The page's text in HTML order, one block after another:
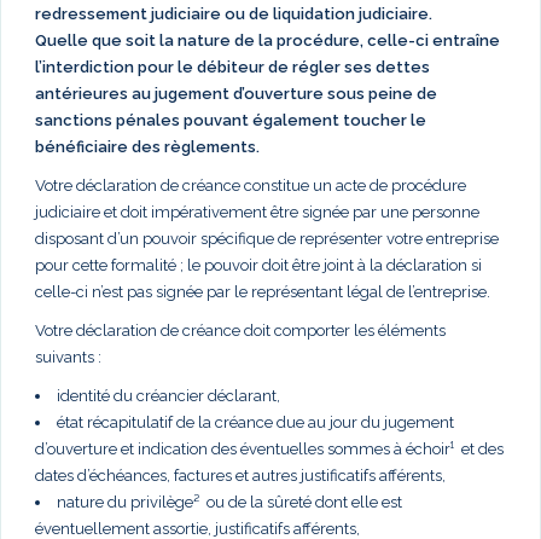
redressement judiciaire ou de liquidation judiciaire.
Quelle que soit la nature de la procédure, celle-ci entraîne
l’interdiction pour le débiteur de régler ses dettes
antérieures au jugement d’ouverture sous peine de
sanctions pénales pouvant également toucher le
bénéficiaire des règlements.
Votre déclaration de créance constitue un acte de procédure
judiciaire et doit impérativement être signée par une personne
disposant d’un pouvoir spécifique de représenter votre entreprise
pour cette formalité ; le pouvoir doit être joint à la déclaration si
celle-ci n’est pas signée par le représentant légal de l’entreprise.
Votre déclaration de créance doit comporter les éléments
suivants :
identité du créancier déclarant,
état récapitulatif de la créance due au jour du jugement
d’ouverture et indication des éventuelles sommes à échoir¹ et des
dates d’échéances, factures et autres justificatifs afférents,
nature du privilège² ou de la sûreté dont elle est
éventuellement assortie, justificatifs afférents,